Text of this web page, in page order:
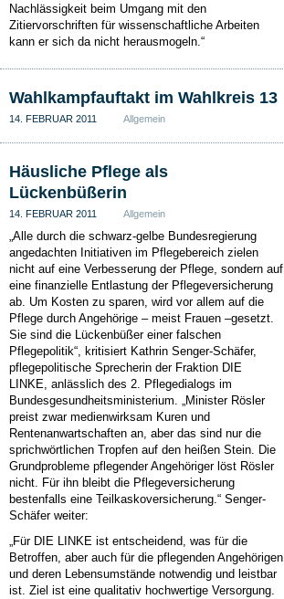
Nachlässigkeit beim Umgang mit den
Zitiervorschriften für wissenschaftliche Arbeiten
kann er sich da nicht herausmogeln.“
Wahlkampfauftakt im Wahlkreis 13
14. FEBRUAR 2011 Allgemein
Häusliche Pflege als
Lückenbüßerin
14. FEBRUAR 2011 Allgemein
„Alle durch die schwarz-gelbe Bundesregierung
angedachten Initiativen im Pflegebereich zielen
nicht auf eine Verbesserung der Pflege, sondern auf
eine finanzielle Entlastung der Pflegeversicherung
ab. Um Kosten zu sparen, wird vor allem auf die
Pflege durch Angehörige – meist Frauen –gesetzt.
Sie sind die Lückenbüßer einer falschen
Pflegepolitik“, kritisiert Kathrin Senger-Schäfer,
pflegepolitische Sprecherin der Fraktion DIE
LINKE, anlässlich des 2. Pflegedialogs im
Bundesgesundheitsministerium. „Minister Rösler
preist zwar medienwirksam Kuren und
Rentenanwartschaften an, aber das sind nur die
sprichwörtlichen Tropfen auf den heißen Stein. Die
Grundprobleme pflegender Angehöriger löst Rösler
nicht. Für ihn bleibt die Pflegeversicherung
bestenfalls eine Teilkaskoversicherung.“ Senger-
Schäfer weiter:
„Für DIE LINKE ist entscheidend, was für die
Betroffen, aber auch für die pflegenden Angehörigen
und deren Lebensumstände notwendig und leistbar
ist. Ziel ist eine qualitativ hochwertige Versorgung.